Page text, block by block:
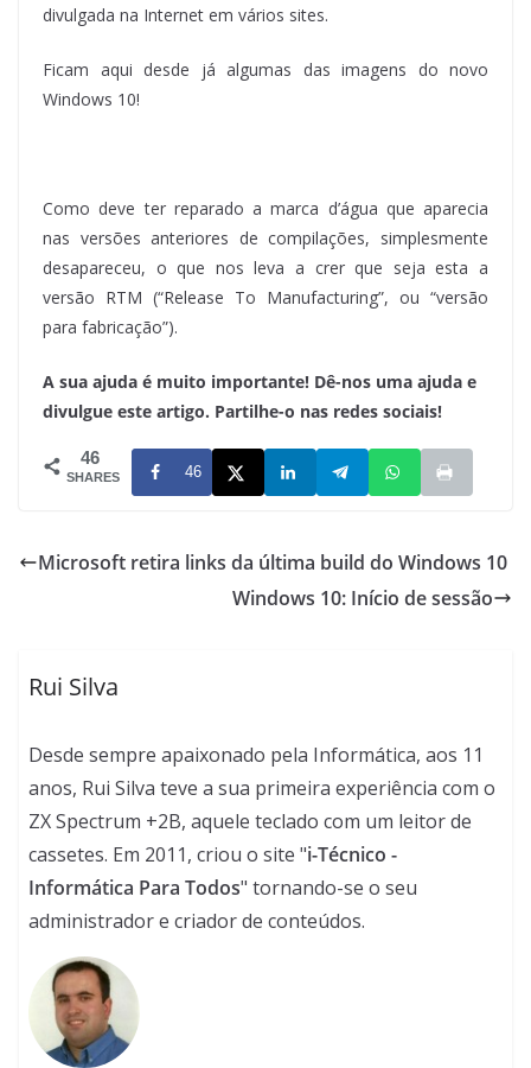
divulgada na Internet em vários sites.
Ficam aqui desde já algumas das imagens do novo
Windows 10!
Como deve ter reparado a marca d’água que aparecia
nas versões anteriores de compilações, simplesmente
desapareceu, o que nos leva a crer que seja esta a
versão RTM (“Release To Manufacturing”, ou “versão
para fabricação”).
A sua ajuda é muito importante! Dê-nos uma ajuda e
divulgue este artigo. Partilhe-o nas redes sociais!
46
SHARES 46
Microsoft retira links da última build do Windows 10
Windows 10: Início de sessão
Rui Silva
Desde sempre apaixonado pela Informática, aos 11
anos, Rui Silva teve a sua primeira experiência com o
ZX Spectrum +2B, aquele teclado com um leitor de
cassetes. Em 2011, criou o site "i-Técnico -
Informática Para Todos" tornando-se o seu
administrador e criador de conteúdos.